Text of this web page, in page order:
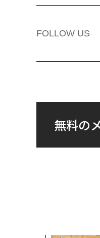
FOLLOW US
無料の